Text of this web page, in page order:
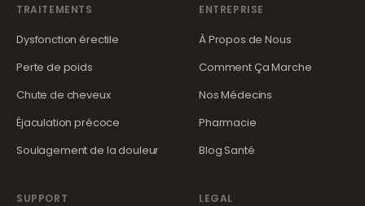
TRAITEMENTS
Dysfonction érectile
Perte de poids
Chute de cheveux
Éjaculation précoce
Soulagement de la douleur
ENTREPRISE
À Propos de Nous
Comment Ça Marche
Nos Médecins
Pharmacie
Blog Santé
SUPPORT LEGAL